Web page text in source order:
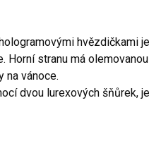
hvězdičkami
Horní stranu má
na vánoce.
dvou lurexových šňůrek,